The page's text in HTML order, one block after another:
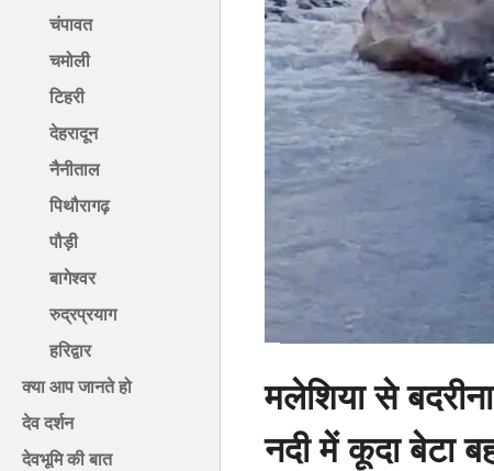
चंपावत
चमोली
टिहरी
देहरादून
नैनीताल
पिथौरागढ़
पौड़ी
बागेश्वर
रुद्रप्रयाग
हरिद्वार
क्या आप जानते हो
देव दर्शन
देवभूमि की बात
मलेशिया से
नदी में कूदा बेटा